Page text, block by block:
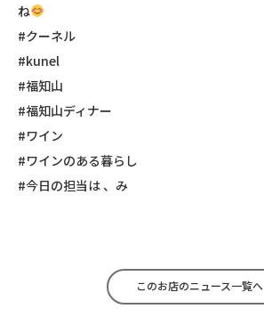
ね
#クーネル
#kunel
#福知山
#福知山ディナー
#ワイン
#ワインのある暮らし
#今日の担当は 、み
このお店のニュース一覧へ